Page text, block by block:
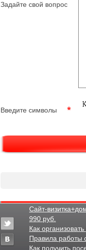
Задайте свой вопрос
Введите символы
Сайт-
990 руб.
Как
Правила работы
Как получить